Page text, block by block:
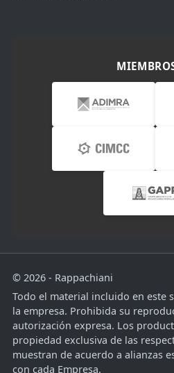
© 2026 - Rappachiani
Todo el material incluido en este
la empresa. Prohibida su
autorización expresa. Los
propiedad exclusiva de las
muestran de acuerdo a alianzas
con cada Empresa.